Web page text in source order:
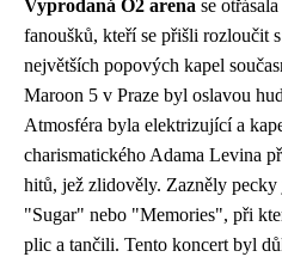
Vyprodaná O2 arena se
fanoušků, kteří se přišli rozloučit
největších popových kapel
Maroon 5 v Praze byl oslavou
Atmosféra byla elektrizující a
charismatického Adama Levina
hitů, jež zlidověly. Zazněly
"Sugar" nebo "Memories", při
plic a tančili. Tento koncert byl